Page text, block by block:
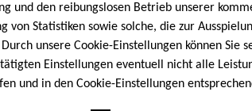
und den reibungslosen Betrieb unserer
von Statistiken sowie solche, die zur
Durch unsere Cookie-Einstellungen können Sie
Einstellungen eventuell nicht alle
und in den Cookie-Einstellungen